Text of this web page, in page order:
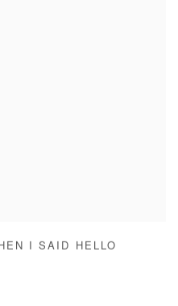
I SAID HELLO